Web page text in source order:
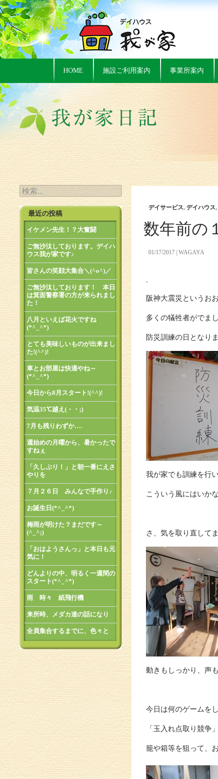
HOME 施設ご利用案内 事業所案内
デイサービス, デイハウス,
数年前の
01/17/2017 WAGAYA
阪神大震災というお
多くの犠牲者がでま
防災訓練の日となり
我が家でも訓練を行
こういう風にはいか
さ、気を取り直して
動きもしっかり、声
今日は何のゲームを
「玉入れ点取り競争
籠や箱等を狙って、
検索:
最近の投稿
イケメン先生！？大奮闘
ご無沙汰しております。デイハ
ウス我が家です♪
皆さんの笑顔大集合＼(^o^)／
ご無沙汰しております！ 本日
は箕面警察署の方が来られまし
た！
八月といえば花火ですね
(*^_^*)
とても美味しいものが出来まし
た!(^^)!
車とお部屋は快適やね～
(*^_^*)
今日から8月スタート!(^^)!
気温35℃越え(・・;)
7月も残りわずか….
週始めの月曜から、暑かったで
すねぇ
「久しぶり！」と朝一番にえさ
やりを
７月２６日 みんなで手作り♪
お誕生日(*^_^*)
梅雨が明けた？まだです～
(^_^;)
「おはようさんっ」と本日も元
気に！
どんよりの中、明るく一週間の
スタート(*^_^*)
雨 時々 紙飛行機
来所時、メダカ達の話になり
全員集合するまでに、色々と